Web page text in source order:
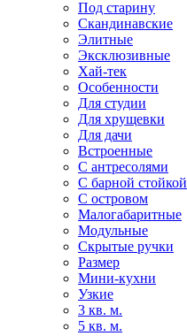
Под старину
Скандинавские
Элитные
Эксклюзивные
Хай-тек
Особенности
Для студии
Для хрущевки
Для дачи
Встроенные
С антресолями
С барной стойкой
С островом
Малогабаритные
Модульные
Скрытые ручки
Размер
Мини-кухни
Узкие
3 кв. м.
5 кв. м.